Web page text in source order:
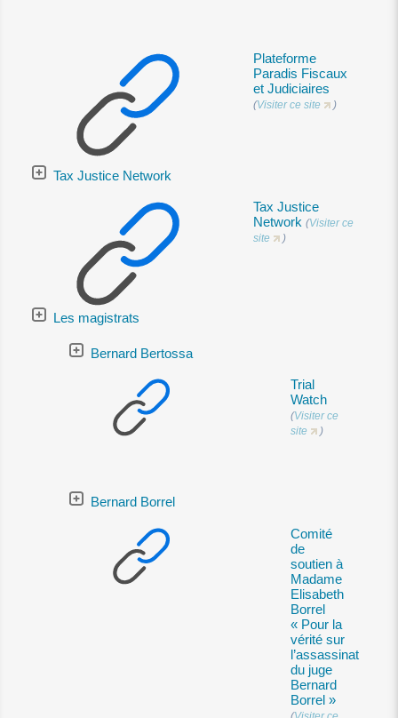
Plateforme
Paradis Fiscaux
et Judiciaires
(Visiter ce site )
Tax Justice Network
Tax Justice
Network (Visiter ce
site
)
Les magistrats
Bernard Bertossa
Trial
Watch
(Visiter ce
site
)
Bernard Borrel
Comité
de
soutien à
Madame
Elisabeth
Borrel
« Pour la
vérité sur
l’assassinat
du juge
Bernard
Borrel »
(Visiter ce